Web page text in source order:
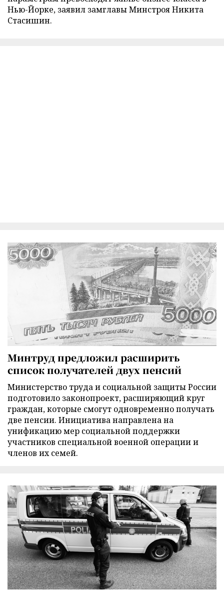
Нью-Йорке, заявил замглавы Минстроя Никита
Стасишин.
Минтруд предложил расширить
список получателей двух пенсий
Министерство труда и социальной защиты России
подготовило законопроект, расширяющий круг
граждан, которые смогут одновременно получать
две пенсии. Инициатива направлена на
унификацию мер социальной поддержки
участников специальной военной операции и
членов их семей.